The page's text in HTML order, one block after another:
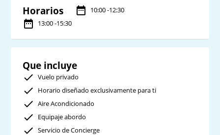
Horarios
10:00 -12:30
13:00 -15:30
Que incluye
Vuelo privado
Horario diseñado exclusivamente para ti
Aire Acondicionado
Equipaje abordo
Servicio de Concierge